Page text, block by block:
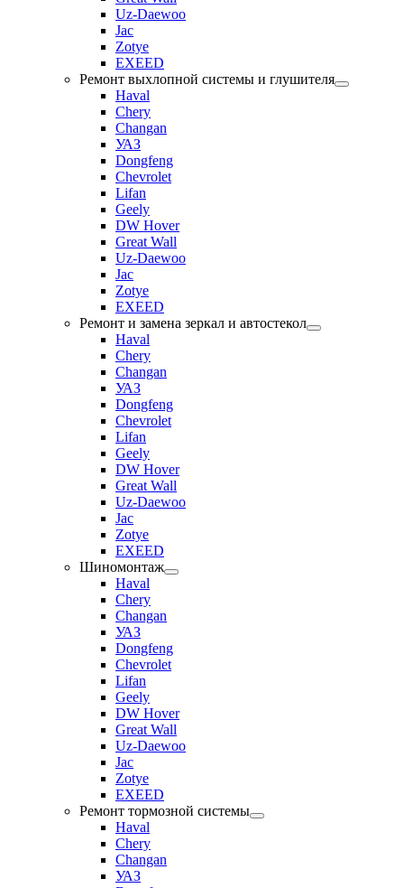
Uz-Daewoo
Jac
Zotye
EXEED
Ремонт выхлопной системы и глушителя
Haval
Chery
Changan
УАЗ
Dongfeng
Chevrolet
Lifan
Geely
DW Hover
Great Wall
Uz-Daewoo
Jac
Zotye
EXEED
Ремонт и замена зеркал и автостекол
Haval
Chery
Changan
УАЗ
Dongfeng
Chevrolet
Lifan
Geely
DW Hover
Great Wall
Uz-Daewoo
Jac
Zotye
EXEED
Шиномонтаж
Haval
Chery
Changan
УАЗ
Dongfeng
Chevrolet
Lifan
Geely
DW Hover
Great Wall
Uz-Daewoo
Jac
Zotye
EXEED
Ремонт тормозной системы
Haval
Chery
Changan
УАЗ